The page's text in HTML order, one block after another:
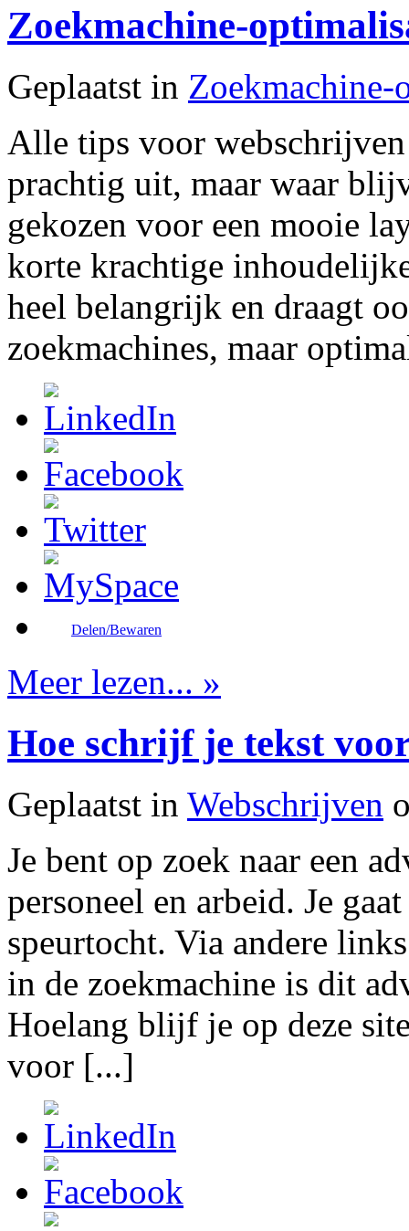
Zoekmachine-
Geplaatst in Zoekmachine-
Alle tips voor
prachtig uit, maar waar
gekozen voor een mooie
korte krachtige
heel belangrijk en draagt
zoekmachines, maar
Delen/Bewaren
Meer lezen... »
Hoe schrijf je tekst
Geplaatst in Webschrijven
Je bent op zoek naar een
personeel en arbeid. Je
speurtocht. Via andere
in de zoekmachine is dit
Hoelang blijf je op deze
voor [...]